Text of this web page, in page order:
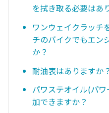
を拭き取る必要はあ
ワンウェイクラッチ
チのバイクでもエン
か？
耐油表はありますか？
パワステオイル(パ
加できますか？